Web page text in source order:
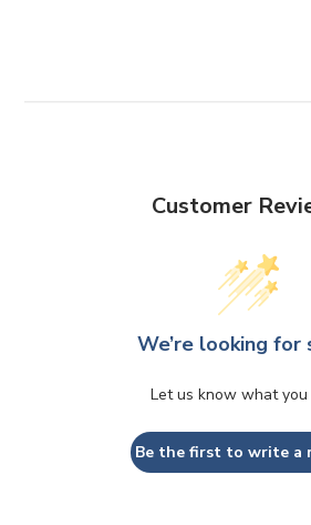
Customer
We’re looking for
Let us know what
Be the first to write a